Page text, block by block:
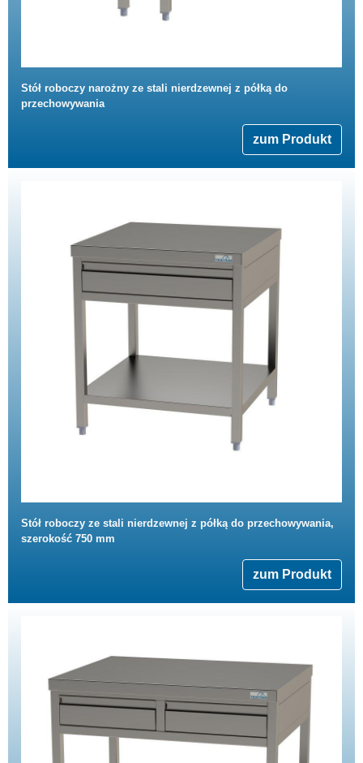
Stół roboczy narożny ze stali nierdzewnej z półką do
przechowywania
zum Produkt
Stół roboczy ze stali nierdzewnej z półką do przechowywania,
szerokość 750 mm
zum Produkt